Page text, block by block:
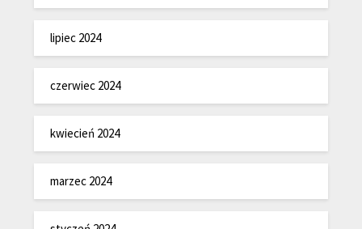
lipiec 2024
czerwiec 2024
kwiecień 2024
marzec 2024